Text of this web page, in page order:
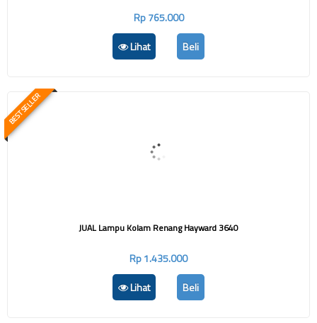
Rp 765.000
Lihat
Beli
BEST SELLER
JUAL Lampu Kolam Renang Hayward 3640
Rp 1.435.000
Lihat
Beli